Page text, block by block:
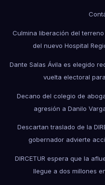
Culmina liberación del
del nuevo Hospital
Dante Salas Ávila es elegido
vuelta electoral
Decano del colegio de
agresión a Danilo
Descartan traslado de la
gobernador advierte
DIRCETUR espera que la
llegue a dos millones